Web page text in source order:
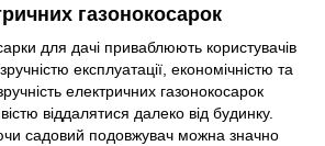
газонокосарок
для дачі приваблюють користувачів
експлуатації, економічністю та
електричних газонокосарок
віддалятися далеко від будинку.
садовий подовжувач можна значно